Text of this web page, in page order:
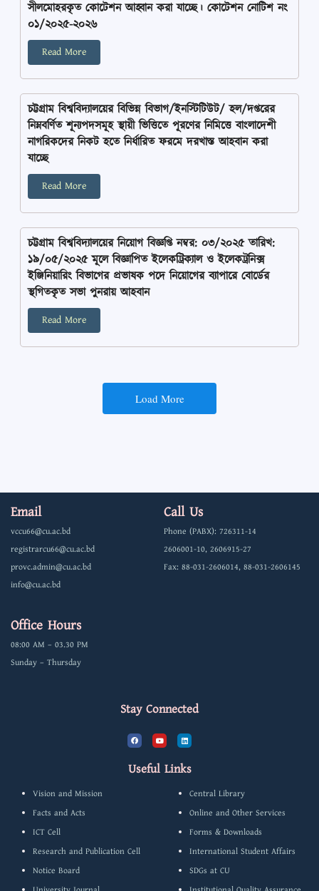
সীলমোহরকৃত কোটেশন আহ্বান করা যাচ্ছে। কোটেশন নোটিশ নং
০১/২০২৫-২০২৬
Read More
চট্টগ্রাম বিশ্ববিদ্যালয়ের বিভিন্ন বিভাগ/ইনস্টিটিউট/ হল/দপ্তরের
নিম্নবর্ণিত শূন্যপদসমূহ স্থায়ী ভিত্তিতে পূরণের নিমিত্তে বাংলাদেশী
নাগরিকদের নিকট হতে নির্ধারিত ফরমে দরখাস্ত আহবান করা
যাচ্ছে
Read More
চট্টগ্রাম বিশ্ববিদ্যালয়ের নিয়োগ বিজ্ঞপ্তি নম্বর: ০৩/২০২৫ তারিখ:
১৯/০৫/২০২৫ মূলে বিজ্ঞাপিত ইলেকট্রিক্যাল ও ইলেকট্রনিক্স
ইঞ্জিনিয়ারিং বিভাগের প্রভাষক পদে নিয়োগের ব্যাপারে বোর্ডের
স্থগিতকৃত সভা পুনরায় আহবান
Read More
Load More
Email
vccu66@cu.ac.bd
registrarcu66@cu.ac.bd
provc.admin@cu.ac.bd
info@cu.ac.bd
Call Us
Phone (PABX): 726311-14
2606001-10, 2606915-27
Fax: 88-031-2606014, 88-031-2606145
Office Hours
08:00 AM – 03.30 PM
Sunday – Thursday
Stay Connected
F
a
c
b
o
Y
o
u
u
b
L
i
n
d
Useful Links
Vision and Mission
Facts and Acts
ICT Cell
Research and Publication Cell
Notice Board
Central Library
Online and Other Services
Forms & Downloads
International Student Affairs
SDGs at CU